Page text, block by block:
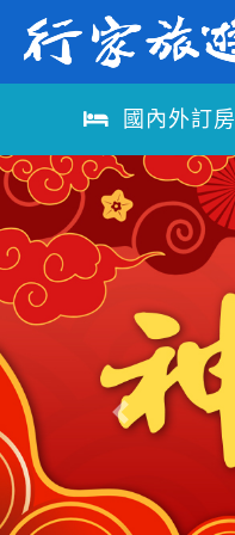
國內外訂房
往前